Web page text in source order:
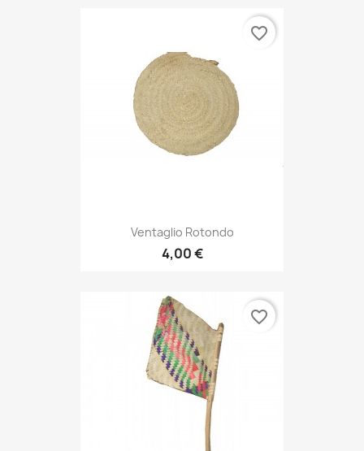
Ventaglio Rotondo
4,00 €
favorite_border
favorite_border